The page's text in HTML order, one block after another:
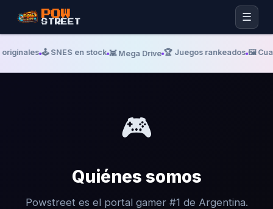
POW
STREET ☰
🕹️ SNES en stock 👾 Mega Drive 🏆 Juegos rankeados 🖼️
🎮
Quiénes somos
Powstreet es el portal gamer #1 de Argentina.